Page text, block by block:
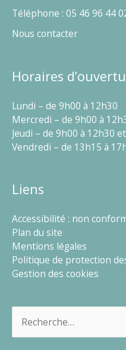
Téléphone : 05 46 96 44
Nous contacter
Horaires
Lundi – de 9h00 à 12h30
Mercredi – de 9h00 à
Jeudi – de 9h00 à 12h30
Vendredi – de 13h15 à
Liens
Accessibilité : non
Plan du site
Mentions légales
Politique de protection
Gestion des cookies